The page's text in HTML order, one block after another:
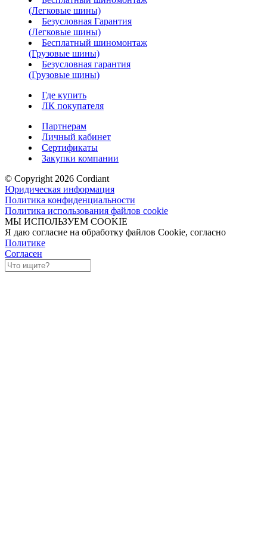
(Легковые шины)
Безусловная Гарантия
(Легковые шины)
Бесплатный шиномонтаж
(Грузовые шины)
Безусловная гарантия
(Грузовые шины)
Где купить
ЛК покупателя
Партнерам
Личный кабинет
Сертификаты
Закупки компании
© Copyright 2026 Cordiant
Юридическая информация
Политика конфиденциальности
Политика использования файлов cookie
МЫ ИСПОЛЬЗУЕМ COOKIE
Я даю согласие на обработку файлов Cookie, согласно
Политике
Согласен